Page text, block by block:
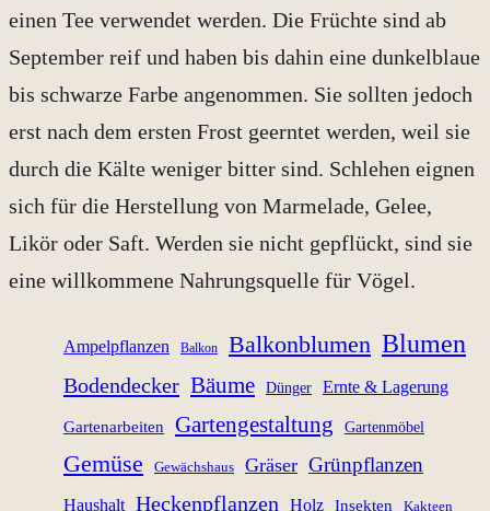
einen Tee verwendet werden. Die Früchte sind ab
September reif und haben bis dahin eine dunkelblaue
bis schwarze Farbe angenommen. Sie sollten jedoch
erst nach dem ersten Frost geerntet werden, weil sie
durch die Kälte weniger bitter sind. Schlehen eignen
sich für die Herstellung von Marmelade, Gelee,
Likör oder Saft. Werden sie nicht gepflückt, sind sie
eine willkommene Nahrungsquelle für Vögel.
Ampelpflanzen Balkon Balkonblumen Blumen
Bodendecker Bäume Dünger Ernte & Lagerung
Gartenarbeiten Gartengestaltung Gartenmöbel
Gemüse Gewächshaus Gräser Grünpflanzen
Haushalt Heckenpflanzen Holz Insekten Kakteen